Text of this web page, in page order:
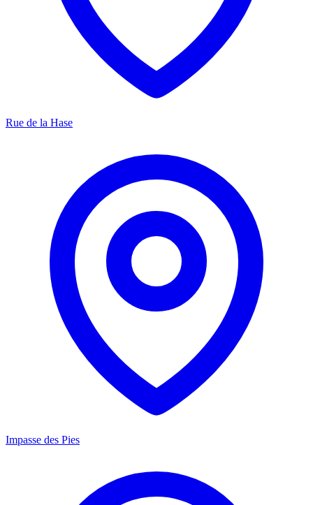
Rue de la Hase
Impasse des Pies